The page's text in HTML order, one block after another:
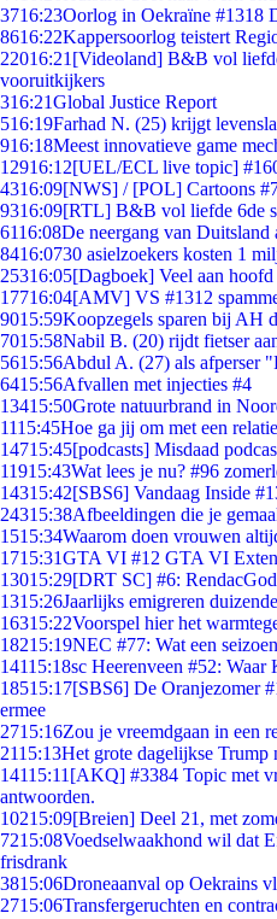
3716:23Oorlog in Oekraïne #1318
8616:22Kappersoorlog teistert
22016:21 [Videoland] B&B vol
vooruitkijkers
316:21Global Justice Report
516:19Farhad N. (25) krijgt
916:18Meest innovatieve game
12916:12[UEL/ECL live topic]
4316:09[NWS] / [POL] Cartoons
9316:09[RTL] B&B vol liefde 6de
6116:08De neergang van
8416:0730 asielzoekers kosten 1
25316:05[Dagboek] Veel aan
17716:04[AMV] VS #1312
9015:59Koopzegels sparen bij AH
7015:58Nabil B. (20) rijdt fietser
5615:56Abdul A. (27) als afperser
6415:56Afvallen met injecties #4
13415:50Grote natuurbrand in
1115:45Hoe ga jij om met een
14715:45[podcasts] Misdaad
11915:43Wat lees je nu? #96
14315:42[SBS6] Vandaag Inside
24315:38Afbeeldingen die je
1515:34Waarom doen vrouwen
1715:31GTA VI #12 GTA VI
13015:29[DRT SC] #6:
1315:26Jaarlijks emigreren
16315:22Voorspel hier het
18215:19NEC #77: Wat een
14115:18sc Heerenveen #52: Waar
18515:17[SBS6] De Oranjezomer
ermee
2715:16Zou je vreemdgaan in een
2115:13Het grote dagelijkse Trump
14115:11 [AKQ] #3384 Topic met
antwoorden.
10215:09[Breien] Deel 21, met
7215:08Voedselwaakhond wil dat
frisdrank
3815:06Droneaanval op Oekrains
2715:06Transfergeruchten en